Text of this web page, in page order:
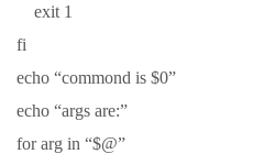
exit 1
fi
echo “commond is $0”
echo “args are:”
for arg in “$@”